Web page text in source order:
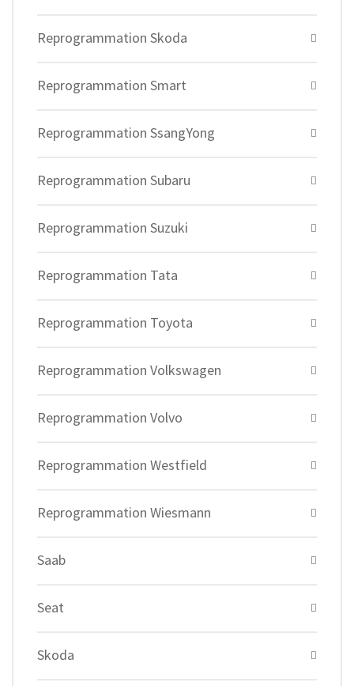
Reprogrammation Skoda
Reprogrammation Smart
Reprogrammation SsangYong
Reprogrammation Subaru
Reprogrammation Suzuki
Reprogrammation Tata
Reprogrammation Toyota
Reprogrammation Volkswagen
Reprogrammation Volvo
Reprogrammation Westfield
Reprogrammation Wiesmann
Saab
Seat
Skoda